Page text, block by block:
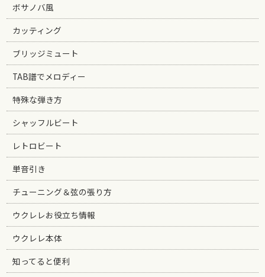
ボサノバ風
カッティング
ブリッジミュート
TAB譜でメロディー
特殊な弾き方
シャッフルビート
レトロビート
単音引き
チューニング＆弦の張り方
ウクレレお役立ち情報
ウクレレ本体
知ってると便利